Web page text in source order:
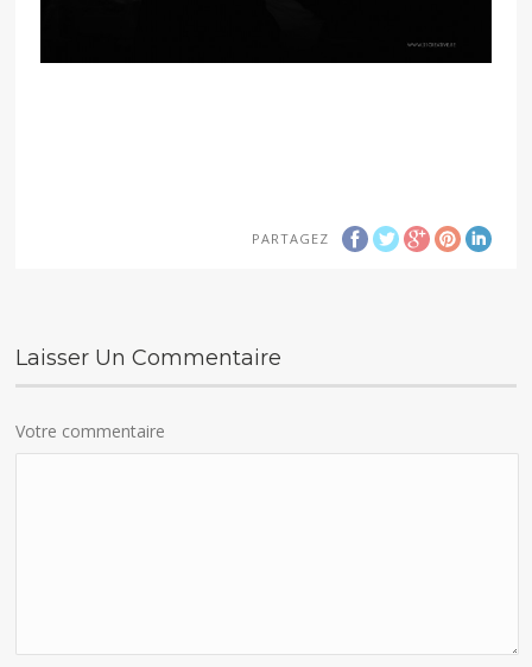
PARTAGEZ
Laisser Un Commentaire
Votre commentaire